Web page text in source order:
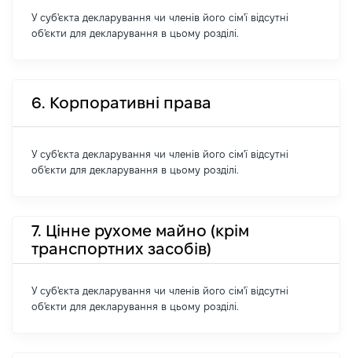
У суб'єкта декларування чи членів його сім'ї відсутні
об'єкти для декларування в цьому розділі.
6. Корпоративні права
У суб'єкта декларування чи членів його сім'ї відсутні
об'єкти для декларування в цьому розділі.
7. Цінне рухоме майно (крім
транспортних засобів)
У суб'єкта декларування чи членів його сім'ї відсутні
об'єкти для декларування в цьому розділі.